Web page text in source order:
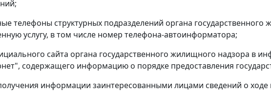
телефоны структурных подразделений органа
услугу, в том числе номер телефона-автоинформатора;
сайта органа государственного жилищного надзора в
содержащего информацию о порядке предоставления
информации заинтересованными лицами сведений о ходе